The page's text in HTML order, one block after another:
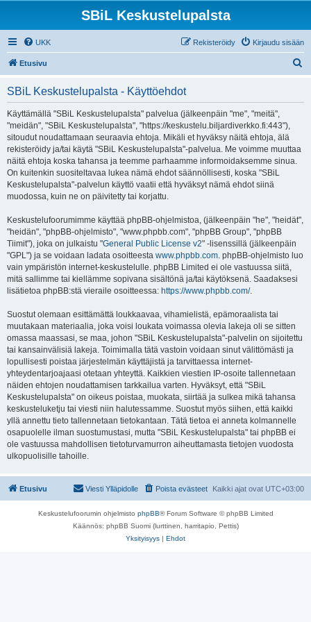
SBiL Keskustelupalsta
UKK Kirjaudu sisään
Rekisteröidy
Etusivu
SBiL Keskustelupalsta - Käyttöehdot
Käyttämällä "SBiL Keskustelupalsta" palvelua (jälkeenpäin "me", "meitä",
"meidän", "SBiL Keskustelupalsta", "https://keskustelu.biljardiverkko.fi:443"),
sitoudut noudattamaan seuraavia ehtoja. Mikäli et hyväksy näitä ehtoja, älä
rekisteröidy ja/tai käytä "SBiL Keskustelupalsta"-palvelua. Me voimme muuttaa
näitä ehtoja koska tahansa ja teemme parhaamme informoidaksemme sinua.
On kuitenkin suositeltavaa lukea nämä ehdot säännöllisesti, koska "SBiL
Keskustelupalsta"-palvelun käyttö vaatii että hyväksyt nämä ehdot siinä
muodossa, kuin ne on päivitetty tai korjattu.
Keskustelufoorumimme käyttää phpBB-ohjelmistoa, (jälkeenpäin "he", "heidät",
"heidän", "phpBB-ohjelmisto", "www.phpbb.com", "phpBB Group", "phpBB
Tiimit"), joka on julkaistu "General Public License v2" -lisenssillä (jälkeenpäin
"GPL") ja se voidaan ladata osoitteesta www.phpbb.com. phpBB-ohjelmisto luo
vain ympäristön internet-keskustelulle. phpBB Limited ei ole vastuussa siitä,
mitä sallimme tai kiellämme sopivana sisältönä ja/tai käytöksenä. Saadaksesi
lisätietoa phpBB:stä vieraile osoitteessa: https://www.phpbb.com/.
Suostut olemaan esittämättä loukkaavaa, vihamielistä, epämoraalista tai
muutakaan materiaalia, joka voisi loukata voimassa olevia lakeja oli se sitten
omassa maassasi, se maa, johon "SBiL Keskustelupalsta"-palvelin on sijoitettu
tai kansainvälisiä lakeja. Toimimalla tätä vastoin voidaan sinut välittömästi ja
lopullisesti poistaa järjestelmän käyttäjistä ja tarvittaessa internet-
yhteydentarjoajaasi otetaan yhteyttä. Kaikkien viestien IP-osoite tallennetaan
näiden ehtojen noudattamisen tarkkailua varten. Hyväksyt, että "SBiL
Keskustelupalsta" on oikeus poistaa, muokata, siirtää ja sulkea mikä tahansa
keskusteluketju tai viesti niin halutessamme. Suostut myös siihen, että kaikki
yllä annettu tieto tallennetaan tietokantaan. Tätä tietoa ei anneta kolmannelle
osapuolelle ilman suostumustasi, mutta "SBiL Keskustelupalsta" tai phpBB ei
ole vastuussa mahdollisen tietoturvamurron aiheuttamasta tietojen vuodosta
ulkopuolisille tahoille.
Etusivu Kaikki ajat ovat UTC+03:00
Poista evästeet
Viesti Ylläpidolle
Keskustelufoorumin ohjelmisto phpBB® Forum Software © phpBB Limited
Käännös: phpBB Suomi (lurttinen, harritapio, Pettis)
Yksityisyys | Ehdot